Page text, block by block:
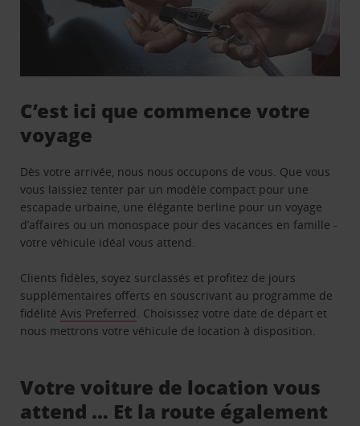
C’est ici que commence votre
voyage
Dès votre arrivée, nous nous occupons de vous. Que vous
vous laissiez tenter par un modèle compact pour une
escapade urbaine, une élégante berline pour un voyage
d’affaires ou un monospace pour des vacances en famille -
votre véhicule idéal vous attend.
Clients fidèles, soyez surclassés et profitez de jours
supplémentaires offerts en souscrivant au programme de
fidélitéAvis Preferred. Choisissez votre date de départ et
nous mettrons votre véhicule de location à disposition.
Votre voiture de location vous
attend … Et la route également